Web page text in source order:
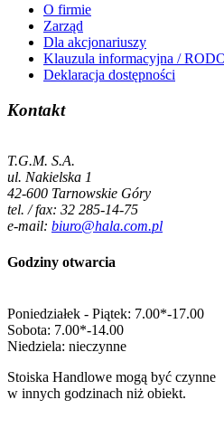
O firmie
Zarząd
Dla akcjonariuszy
Klauzula informacyjna /
Deklaracja dostępności
Kontakt
T.G.M. S.A.
ul. Nakielska 1
42-600 Tarnowskie Góry
tel. / fax: 32 285-14-75
e-mail: biuro@hala.com.pl
Godziny otwarcia
Poniedziałek - Piątek: 7.00*-17.00
Sobota: 7.00*-14.00
Niedziela: nieczynne
Stoiska Handlowe mogą być czynne
w innych godzinach niż obiekt.